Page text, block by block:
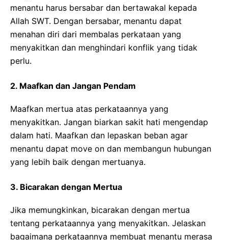
menantu harus bersabar dan bertawakal kepada
Allah SWT. Dengan bersabar, menantu dapat
menahan diri dari membalas perkataan yang
menyakitkan dan menghindari konflik yang tidak
perlu.
2. Maafkan dan Jangan Pendam
Maafkan mertua atas perkataannya yang
menyakitkan. Jangan biarkan sakit hati mengendap
dalam hati. Maafkan dan lepaskan beban agar
menantu dapat move on dan membangun hubungan
yang lebih baik dengan mertuanya.
3. Bicarakan dengan Mertua
Jika memungkinkan, bicarakan dengan mertua
tentang perkataannya yang menyakitkan. Jelaskan
bagaimana perkataannya membuat menantu merasa